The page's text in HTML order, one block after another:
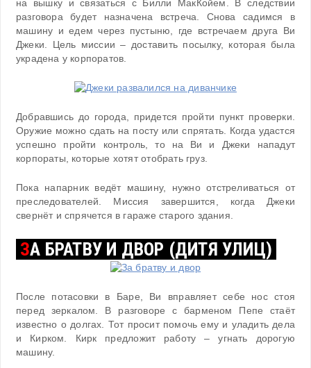
на вышку и связаться с Билли МакКойем. В следствии
разговора будет назначена встреча. Снова садимся в
машину и едем через пустыню, где встречаем друга Ви
Джеки. Цель миссии – доставить посылку, которая была
украдена у корпоратов.
Добравшись до города, придется пройти пункт проверки.
Оружие можно сдать на посту или спрятать. Когда удастся
успешно пройти контроль, то на Ви и Джеки нападут
корпораты, которые хотят отобрать груз.
Пока напарник ведёт машину, нужно отстреливаться от
преследователей. Миссия завершится, когда Джеки
свернёт и спрячется в гараже старого здания.
ЗА БРАТВУ И ДВОР (ДИТЯ УЛИЦ)
После потасовки в Баре, Ви вправляет себе нос стоя
перед зеркалом. В разговоре с барменом Пепе стаёт
известно о долгах. Тот просит помочь ему и уладить дела
и Кирком. Кирк предложит работу – угнать дорогую
машину.